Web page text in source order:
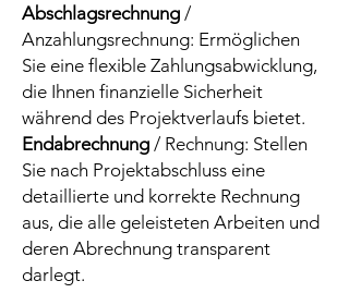
Abschlagsrechnung /
Anzahlungsrechnung: Ermöglichen
Sie eine flexible Zahlungsabwicklung,
die Ihnen finanzielle Sicherheit
während des Projektverlaufs bietet.
Endabrechnung / Rechnung: Stellen
Sie nach Projektabschluss eine
detaillierte und korrekte Rechnung
aus, die alle geleisteten Arbeiten und
deren Abrechnung transparent
darlegt.